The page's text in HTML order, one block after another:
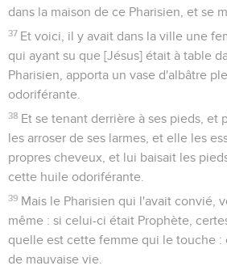
dans la maison de ce Pharisien, et se
37 Et voici, il y avait dans la ville une
qui ayant su que [Jésus] était à table
Pharisien, apporta un vase d'albâtre
odoriférante.
38 Et se tenant derrière à ses pieds, et
les arroser de ses larmes, et elle les
propres cheveux, et lui baisait les
cette huile odoriférante.
39 Mais le Pharisien qui l'avait convié,
même : si celui-ci était Prophète,
quelle est cette femme qui le touche :
de mauvaise vie.